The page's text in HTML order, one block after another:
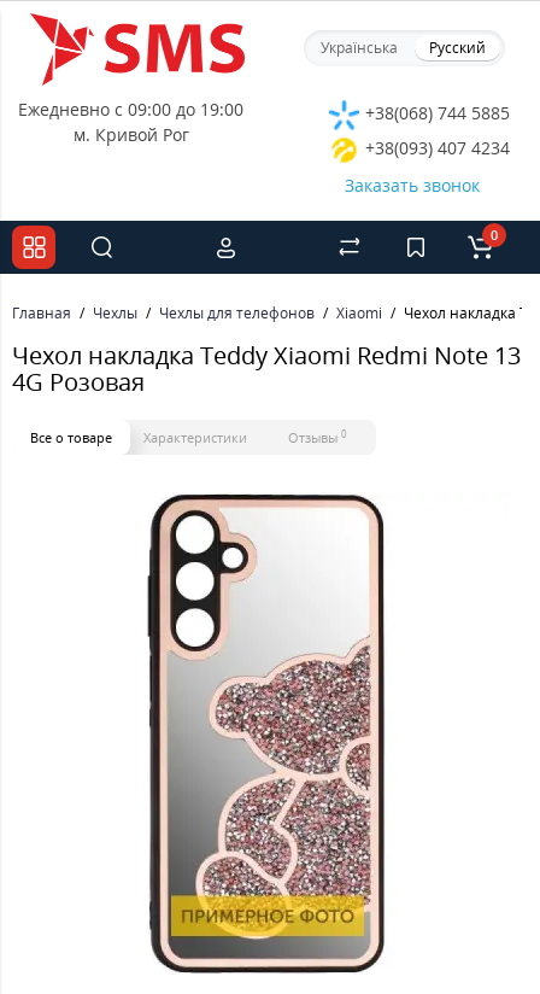
Українська Русский
Ежедневно с 09:00 до 19:00
м. Кривой Рог
+38(068) 744 5885
+38(093) 407 4234
Заказать звонок
0
Главная Чехлы Чехлы для телефонов Xiaomi Чехол накладка
Чехол накладка Teddy Xiaomi Redmi Note 13
4G Розовая
Все о товаре Характеристики Отзывы 0